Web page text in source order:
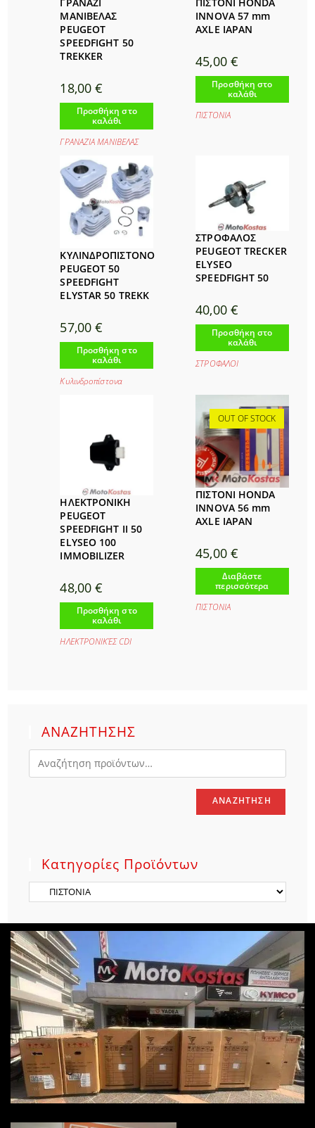
ΜΑΝΙΒΕΛΑΣ
PEUGEOT
SPEEDFIGHT 50
TREKKER
18,00€
Προσθήκη στο
καλάθι
ΓΡΑΝΑΖΙΑ ΜΑΝΙΒΕΛΑΣ
INNOVA 57 mm
AXLE IAPAN
45,00 €
Προσθήκη στο
καλάθι
ΠΙΣΤΟΝΙΑ
ΚΥΛΙΝΔΡΟΠΙΣΤΟΝΟ
PEUGEOT 50
SPEEDFIGHT
ELYSTAR 50 TREKK
57,00€
Προσθήκη στο
καλάθι
Κυλινδροπίστονα
ΣΤΡΟΦΑΛOΣ
PEUGEOT TRECKER
ELYSEO
SPEEDFIGHT 50
40,00 €
Προσθήκη στο
καλάθι
ΣΤΡΟΦΑΛΟΙ
ΗΛΕΚΤΡΟΝΙΚΗ
PEUGEOT
SPEEDFIGHT II 50
ELYSEO 100
IMMOBILIZER
48,00€
Προσθήκη στο
καλάθι
ΗΛΕΚΤΡΟΝΙΚΈΣ CDI
OUT OF STOCK
ΠΙΣΤΟΝΙ HONDA
INNOVA 56 mm
AXLE IAPAN
45,00 €
Διαβάστε
περισσότερα
ΠΙΣΤΟΝΙΑ
ΑΝΑΖΗΤΗΣΗΣ
ΑΝΑΖΉΤΗΣΗ
Κατηγορίες Προϊόντων